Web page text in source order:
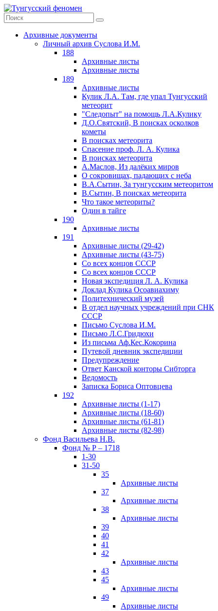
Архивные документы
Личный архив Суслова И.М.
188
Архивные листы
Архивные листы
189
Архивные листы
Кулик Л.А. Там, где упал Тунгусский
метеорит
"Следопыт" на помощь Л.А.Кулику
Д.О.Святский, В поисках осколков
кометы
В поисках метеорита
Спасение проф. Л. А. Кулика
В поисках метеорита
А.Маслов, Из далёких миров
О сокровищах, падающих с неба
В.А.Сытин, За тунгусским метеоритом
В.Сытин, В поисках метеорита
Что такое метеориты?
Один в тайге
190
Архивные листы
191
Архивные листы (29-42)
Архивные листы (43-75)
Со всех концов СССР
Со всех концов СССР
Новая экспедиция Л. А. Кулика
Доклад Кулика Осоавиахиму
Политехнический музей
В отдел научных учреждений при СНК
СССР
Письмо Суслова И.М.
Письмо Л.С.Гридюхи
Из письма Аф.Кес.Кокорина
Путевой дневник экспедиции
Предупреждение
Ответ Канской конторы Сибторга
Ведомость
Записка Бориса Оптовцева
192
Архивные листы (1-17)
Архивные листы (18-60)
Архивные листы (61-81)
Архивные листы (82-98)
Фонд Васильева Н.В.
Фонд № Р – 1718
1-30
31-50
35
Архивные листы
37
Архивные листы
38
Архивные листы
39
40
41
42
Архивные листы
43
45
Архивные листы
49
Архивные листы